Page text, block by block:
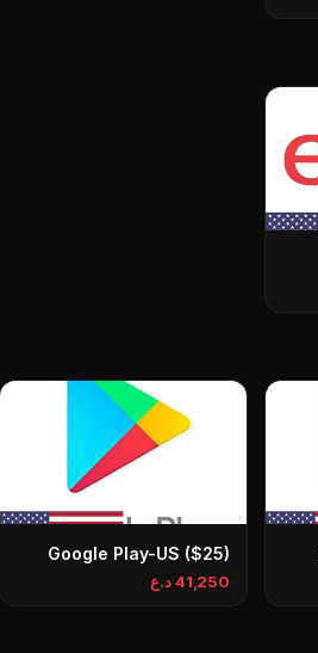
Google Play-US ($25)
41,250 د.ع